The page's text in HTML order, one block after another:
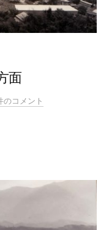
面
のコメント